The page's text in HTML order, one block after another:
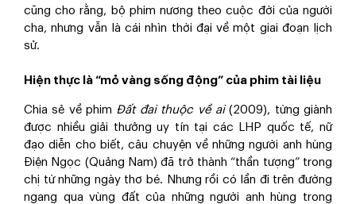
cũng cho rằng, bộ phim nương theo cuộc đời của người
cha, nhưng vẫn là cái nhìn thời đại về một giai đoạn lịch
sử.
Hiện thực là “mỏ vàng sống động” của phim tài liệu
Chia sẻ về phim Đất đai thuộc về ai(2009), từng giành
được nhiều giải thưởng uy tín tại các LHP quốc tế, nữ
đạo diễn cho biết, câu chuyện về những người anh hùng
Điện Ngọc (Quảng Nam) đã trở thành “thần tượng” trong
chị từ những ngày thơ bé. Nhưng rồi có lần đi trên đường
ngang qua vùng đất của những người anh hùng trong